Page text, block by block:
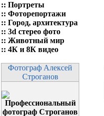
:: Портреты
:: Фоторепортажи
:: Город, архитектура
:: 3d стерео фото
:: Животный мир
:: 4К и 8К видео
Фотограф Алексей
Строганов